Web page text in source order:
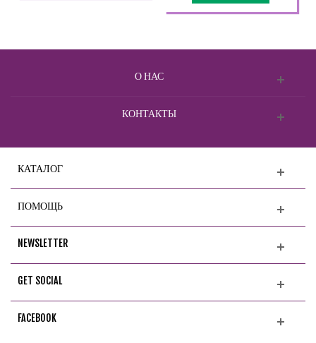
О НАС
КОНТАКТЫ
КАТАЛОГ
ПОМОЩЬ
NEWSLETTER
GET SOCIAL
FACEBOOK